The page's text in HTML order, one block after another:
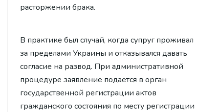
расторжении брака.
В практике был случай, когда супруг проживал
за пределами Украины и отказывался давать
согласие на развод. При административной
процедуре заявление подается в орган
государственной регистрации актов
гражданского состояния по месту регистрации